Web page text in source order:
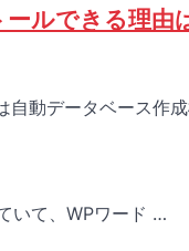
ルできる理由
自動データベース作
いて、WPワード …